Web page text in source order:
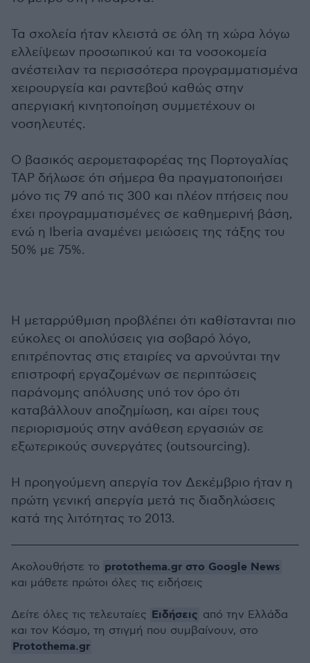
Τα σχολεία ήταν κλειστά σε όλη τη χώρα λόγω
ελλείψεων προσωπικού και τα νοσοκομεία
ανέστειλαν τα περισσότερα προγραμματισμένα
χειρουργεία και ραντεβού καθώς στην
απεργιακή κινητοποίηση συμμετέχουν οι
νοσηλευτές.
Ο βασικός αερομεταφορέας της Πορτογαλίας
TAP δήλωσε ότι σήμερα θα πραγματοποιήσει
μόνο τις 79 από τις 300 και πλέον πτήσεις που
έχει προγραμματισμένες σε καθημερινή βάση,
ενώ η Iberia αναμένει μειώσεις της τάξης του
50% με 75%.
Η μεταρρύθμιση προβλέπει ότι καθίστανται πιο
εύκολες οι απολύσεις για σοβαρό λόγο,
επιτρέποντας στις εταιρίες να αρνούνται την
επιστροφή εργαζομένων σε περιπτώσεις
παράνομης απόλυσης υπό τον όρο ότι
καταβάλλουν αποζημίωση, και αίρει τους
περιορισμούς στην ανάθεση εργασιών σε
εξωτερικούς συνεργάτες (outsourcing).
Η προηγούμενη απεργία τον Δεκέμβριο ήταν η
πρώτη γενική απεργία μετά τις διαδηλώσεις
κατά της λιτότητας το 2013.
Ακολουθήστε το protothema.gr στο Google News
και μάθετε πρώτοι όλες τις ειδήσεις
Δείτε όλες τις τελευταίες Ειδήσεις από την Ελλάδα
και τον Κόσμο, τη στιγμή που συμβαίνουν, στο
Protothema.gr